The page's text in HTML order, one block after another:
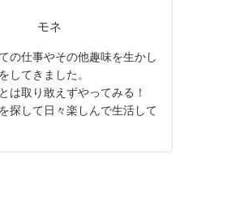
モネ
の仕事やその他趣味を生かし
してきました。
は取り敢えずやってみる！
探して日々楽しんで生活して